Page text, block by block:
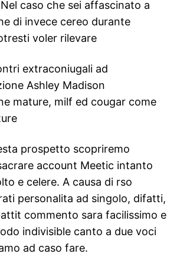
Nel caso che sei affascinato a
di invece cereo durante
voler rilevare
extraconiugali ad
Ashley Madison
mature, milf ed cougar come
prospetto scopriremo
account Meetic intanto
e celere. A causa di rso
personalita ad singolo, difatti,
commento sara facilissimo e
indivisible canto a due voci
ad caso fare.